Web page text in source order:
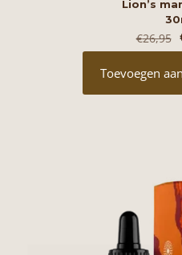
Lion’s
€26,95
Toevoegen